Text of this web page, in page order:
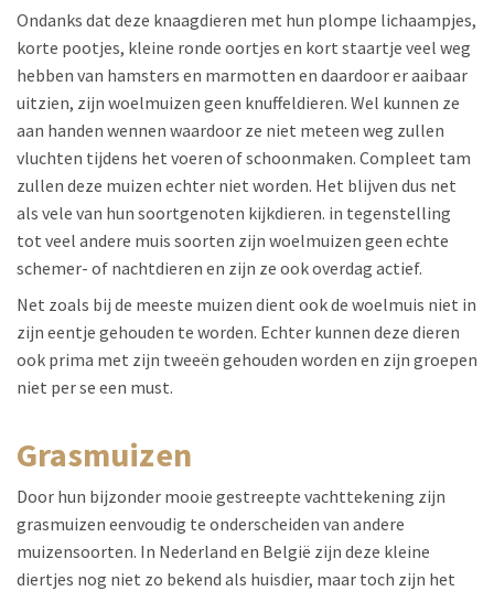
Ondanks dat deze knaagdieren met hun plompe lichaampjes,
korte pootjes, kleine ronde oortjes en kort staartje veel weg
hebben van hamsters en marmotten en daardoor er aaibaar
uitzien, zijn woelmuizen geen knuffeldieren. Wel kunnen ze
aan handen wennen waardoor ze niet meteen weg zullen
vluchten tijdens het voeren of schoonmaken. Compleet tam
zullen deze muizen echter niet worden. Het blijven dus net
als vele van hun soortgenoten kijkdieren. in tegenstelling
tot veel andere muis soorten zijn woelmuizen geen echte
schemer- of nachtdieren en zijn ze ook overdag actief.
Net zoals bij de meeste muizen dient ook de woelmuis niet in
zijn eentje gehouden te worden. Echter kunnen deze dieren
ook prima met zijn tweeën gehouden worden en zijn groepen
niet per se een must.
grasmuizen
Door hun bijzonder mooie gestreepte vachttekening zijn
grasmuizen eenvoudig te onderscheiden van andere
muizensoorten. In Nederland en België zijn deze kleine
diertjes nog niet zo bekend als huisdier, maar toch zijn het